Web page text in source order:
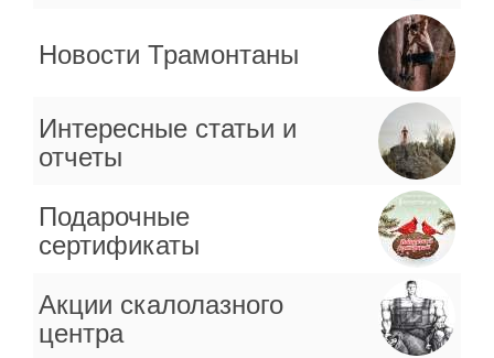
Новости Трамонтаны
Интересные статьи и
отчеты
Подарочные
сертификаты
Акции скалолазного
центра